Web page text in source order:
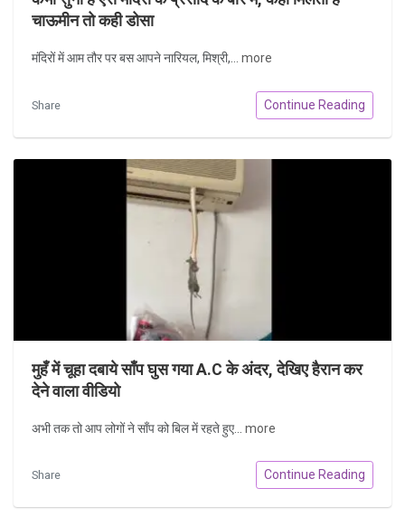
चाऊमीन तो कही डोसा
मंदिरों में आम तौर पर बस आपने नारियल, मिश्री,... more
Share Continue Reading
मुहँ में चूहा दबाये साँप घुस गया A.C के अंदर, देखिए हैरान कर
देने वाला वीडियो
अभी तक तो आप लोगों ने साँप को बिल में रहते हुए... more
Share Continue Reading